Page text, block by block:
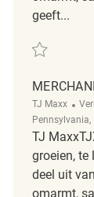
geeft...
Redden
TJ Maxx
Pennsylvania,
TJ
groeien, te
deel uit
omarmt,